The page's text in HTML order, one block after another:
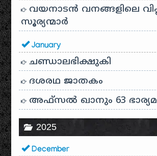
വയനാടൻ വനങ്ങളിലെ
സൂര്യന്മാർ
January
ചണ്ഡാലഭിക്ഷുകി
ദശരഥ ജാതകം
അഫ്സൽ ഖാനും 63
2025
December